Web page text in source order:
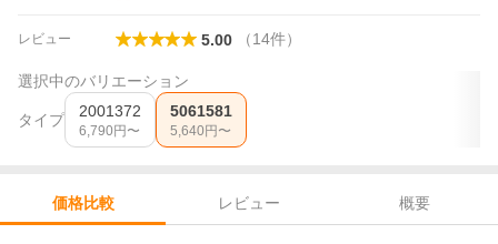
レビュー 5.00 （14件）
選択中のバリエーション
タイプ 2001372
6,790 円〜
5061581
5,640 円〜
価格比較 レビュー
概要